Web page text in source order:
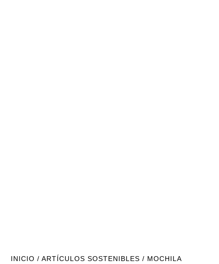
INICIO /ARTÍCULOS SOSTENIBLES / MOCHILA